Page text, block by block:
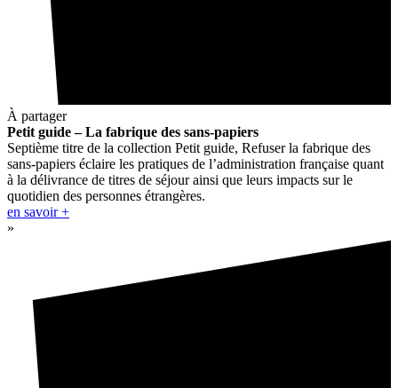
À partager
Petit guide – La fabrique des sans-papiers
Septième titre de la collection Petit guide, Refuser la fabrique des
sans-papiers éclaire les pratiques de l’administration française quant
à la délivrance de titres de séjour ainsi que leurs impacts sur le
quotidien des personnes étrangères.
en savoir +
»